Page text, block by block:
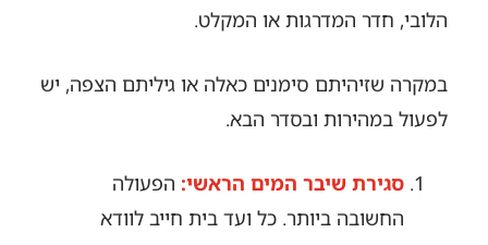
הלובי, חדר המדרגות או המקלט.
במקרה שזיהיתם סימנים כאלה או גיליתם הצפה, יש
לפעול במהירות ובסדר הבא.
סגירת שיבר המים הראשי: הפעולה
החשובה ביותר. כל ועד בית חייב לוודא